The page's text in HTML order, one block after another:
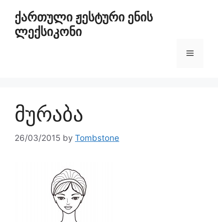
ქართული ჟესტური ენის
ლექსიკონი
მურაბა
26/03/2015 by Tombstone